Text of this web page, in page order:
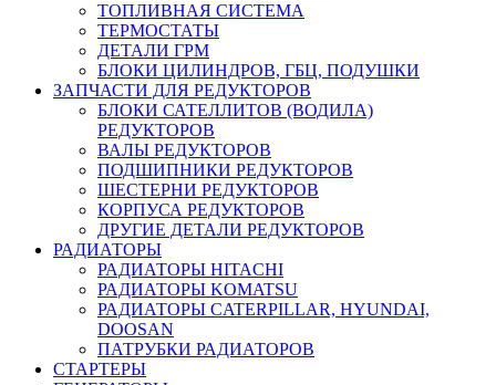
ТОПЛИВНАЯ СИСТЕМА
ТЕРМОСТАТЫ
ДЕТАЛИ ГРМ
БЛОКИ ЦИЛИНДРОВ, ГБЦ, ПОДУШКИ
ЗАПЧАСТИ ДЛЯ РЕДУКТОРОВ
БЛОКИ САТЕЛЛИТОВ (ВОДИЛА)
РЕДУКТОРОВ
ВАЛЫ РЕДУКТОРОВ
ПОДШИПНИКИ РЕДУКТОРОВ
ШЕСТЕРНИ РЕДУКТОРОВ
КОРПУСА РЕДУКТОРОВ
ДРУГИЕ ДЕТАЛИ РЕДУКТОРОВ
РАДИАТОРЫ
РАДИАТОРЫ HITACHI
РАДИАТОРЫ KOMATSU
РАДИАТОРЫ CATERPILLAR, HYUNDAI,
DOOSAN
ПАТРУБКИ РАДИАТОРОВ
СТАРТЕРЫ